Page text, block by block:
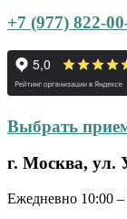
+7 (977) 822-
Выбрать
г. Москва, ул.
Ежедневно 10:00 –